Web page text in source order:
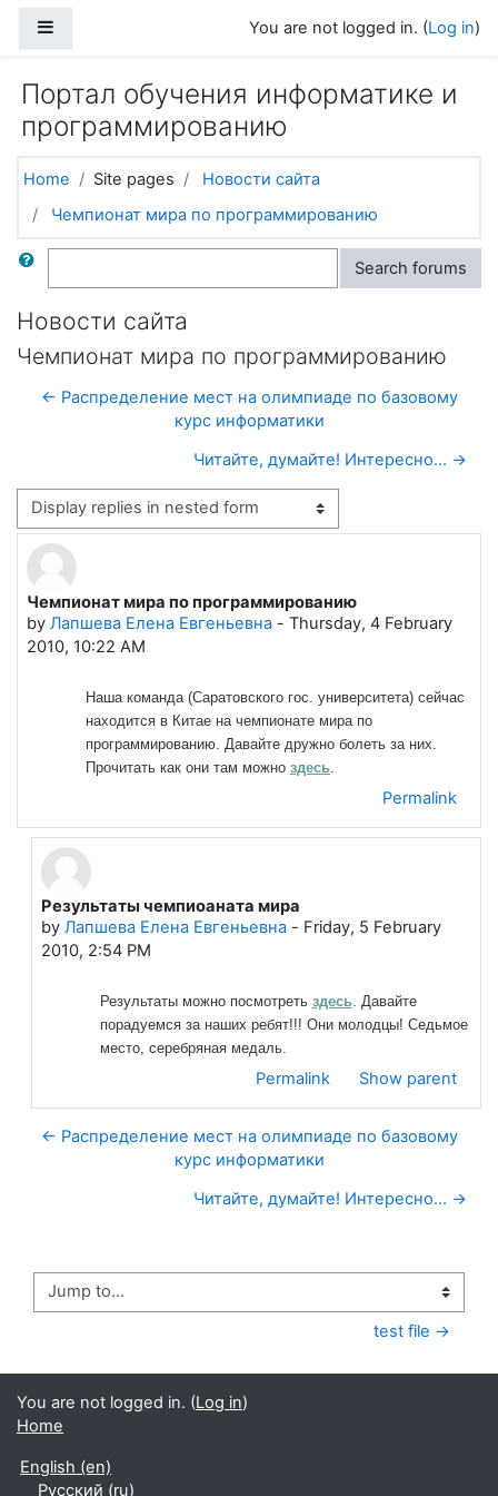
You are not logged in. (Log in)
Портал обучения информатике и
программированию
Home Site pages
Новости сайта
Чемпионат мира по программированию
Search Search forums
Новости сайта
Чемпионат мира по программированию
← Распределение мест на олимпиаде по базовому
курс информатики
Читайте, думайте! Интересно... →
Display mode
Чемпионат мира по программированию
by Лапшева Елена Евгеньевна - Thursday, 4 February
2010, 10:22 AM
Number of replies: 1
Наша команда (Саратовского гос. университета) сейчас
находится в Китае на чемпионате мира по
программированию. Давайте дружно болеть за них.
Прочитать как они там можно здесь
Permalink
In reply to Лапшева Елена Евгеньевна
Результаты чемпиоаната мира
by Лапшева Елена Евгеньевна- Friday, 5 February
2010, 2:54 PM
Результаты можно посмотреть здесь. Давайте
порадуемся за наших ребят!!! Они молодцы! Седьмое
место, серебряная медаль.
Permalink Show parent
← Распределение мест на олимпиаде по базовому
курс информатики
Читайте, думайте! Интересно... →
Jump to...
test file →
You are not logged in. (Log in)
Home
English ‎(en)‎
Русский ‎(ru)‎